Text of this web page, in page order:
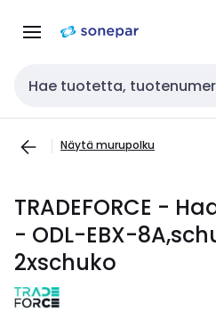
navigointiinsisältöön
Haku
Näytä murupolku
TRADEFORCE -
- ODL-EBX-
2xschuko